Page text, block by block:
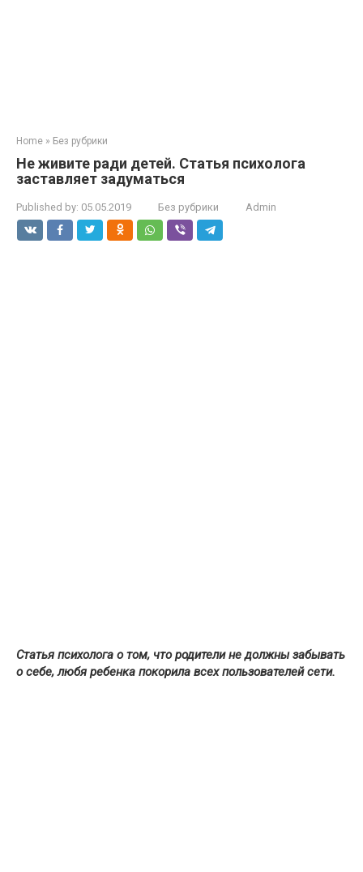
Home » Без рубрики
Не живите ради детей. Статья психолога
заставляет задуматься
Published by: 05.05.2019 Без рубрики Admin
Статья психолога о том, что родители не должны забывать
о себе, любя ребенка покорила всех пользователей сети.